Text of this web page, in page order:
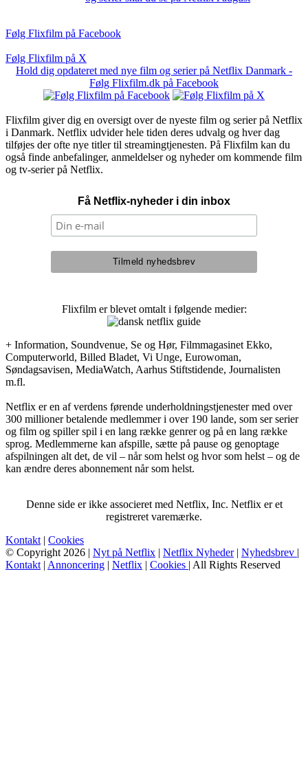
Følg Flixfilm på Facebook
Følg Flixfilm på X
Hold dig opdateret med nye film og serier på Netflix Danmark -
Følg Flixfilm.dk på Facebook
Flixfilm giver dig en oversigt over de nyeste film og serier på Netflix
i Danmark. Netflix udvider hele tiden deres udvalg og hver dag
tilføjes der ofte nye titler til streamingtjenesten. På Flixfilm kan du
også finde anbefalinger, anmeldelser og nyheder om kommende film
og tv-serier på Netflix.
Få Netflix-nyheder i din inbox
Flixfilm er blevet omtalt i følgende medier:
+ Information, Soundvenue, Se og Hør, Filmmagasinet Ekko,
Computerworld, Billed Bladet, Vi Unge, Eurowoman,
Søndagsavisen, MediaWatch, Aarhus Stiftstidende, Journalisten
m.fl.
Netflix er en af verdens førende underholdningstjenester med over
300 millioner betalende medlemmer i over 190 lande, som ser serier
og film og spiller spil i en lang række genrer og på en lang række
sprog. Medlemmerne kan afspille, sætte på pause og genoptage
afspilningen alt det, de vil – når som helst og hvor som helst – og de
kan ændre deres abonnement når som helst.
Denne side er ikke associeret med Netflix, Inc. Netflix er et
registreret varemærke.
Kontakt | Cookies
© Copyright 2026 | Nyt på Netflix | Netflix Nyheder| Nyhedsbrev |
Kontakt | Annoncering | Netflix | Cookies | All Rights Reserved